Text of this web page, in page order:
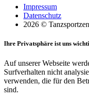
Impressum
Datenschutz
2026 ©
Ihre Privatsphäre ist uns
Auf unserer Webseite
Surfverhalten nicht
verwenden, die für den
sind.